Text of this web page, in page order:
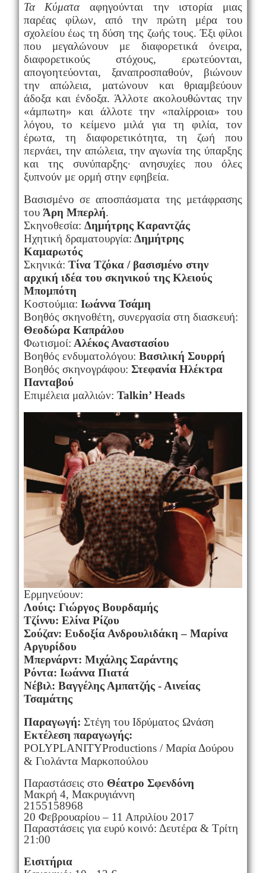
Τα Κύματα αφηγούνται την ιστορία μιας
παρέας φίλων, από την πρώτη μέρα του
σχολείου έως τη δύση της ζωής τους. Έξι φίλοι
που μεγαλώνουν με διαφορετικά όνειρα,
διαφορετικούς στόχους, ερωτεύονται,
απογοητεύονται, ξαναπροσπαθούν, βιώνουν
την απώλεια, ματώνουν και θριαμβεύουν
άδοξα και ένδοξα. Άλλοτε ακολουθώντας την
«άμπωτη» και άλλοτε την «παλίρροια» του
λόγου, το κείμενο μιλά για τη φιλία, τον
έρωτα, τη διαφορετικότητα, τη ζωή που
περνάει, την απώλεια, την αγωνία της ύπαρξης
και της συνύπαρξης· ανησυχίες που όλες
ξυπνούν με ορμή στην εφηβεία.
Βασισμένο σε αποσπάσματα της μετάφρασης
του Άρη Μπερλή.
Σκηνοθεσία: Δημήτρης Καραντζάς
Ηχητική δραματουργία: Δημήτρης
Καμαρωτός
Σκηνικά: Τίνα Τζόκα / βασισμένο στην
αρχική ιδέα του σκηνικού της Κλειούς
Μπομπότη
Κοστούμια: Ιωάννα Τσάμη
Βοηθός σκηνοθέτη, συνεργασία στη διασκευή:
Θεοδώρα Καπράλου
Φωτισμοί: Αλέκος Αναστασίου
Βοηθός ενδυματολόγου: Βασιλική Σουρρή
Βοηθός σκηνογράφου: Στεφανία Ηλέκτρα
Πανταβού
Επιμέλεια μαλλιών: Talkin’ Heads
Ερμηνεύουν:
Λούις: Γιώργος Βουρδαμής
Τζίννυ: Ελίνα Ρίζου
Σούζαν: Ευδοξία Ανδρουλιδάκη – Μαρίνα
Αργυρίδου
Μπερνάρντ: Μιχάλης Σαράντης
Ρόντα: Ιωάννα Πιατά
Νέβιλ: Βαγγέλης Αμπατζής - Αινείας
Τσαμάτης
Παραγωγή: Στέγη του Ιδρύματος Ωνάση
Εκτέλεση παραγωγής:
POLYPLANITYProductions/ Μαρία Δούρου
& Γιολάντα Μαρκοπούλου
Παραστάσεις στο Θέατρο Σφενδόνη
Μακρή 4, Μακρυγιάννη
2155158968
20 Φεβρουαρίου – 11 Απριλίου 2017
Παραστάσεις για ευρύ κοινό: Δευτέρα & Τρίτη
21:00
Εισιτήρια